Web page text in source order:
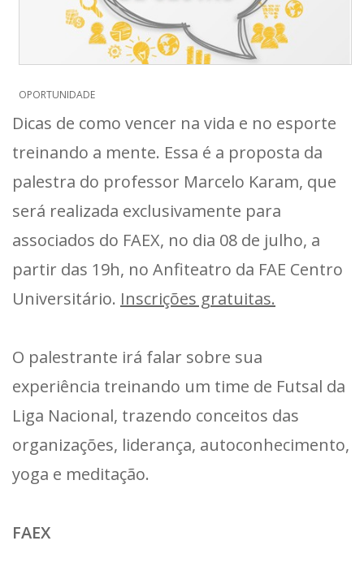
OPORTUNIDADE
Dicas de como vencer na vida e no esporte
treinando a mente. Essa é a proposta da
palestra do professor Marcelo Karam, que
será realizada exclusivamente para
associados do FAEX, no dia 08 de julho, a
partir das 19h, no Anfiteatro da FAE Centro
Universitário. Inscrições gratuitas.
O palestrante irá falar sobre sua
experiência treinando um time de Futsal da
Liga Nacional, trazendo conceitos das
organizações, liderança, autoconhecimento,
yoga e meditação.
FAEX